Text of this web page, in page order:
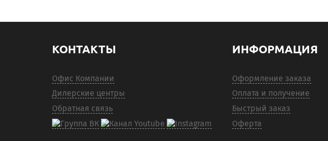
КОНТАКТЫ
Офис Компании
Дилерские центры
Обратная связь
ИНФОРМАЦИЯ
Оформление заказа
Оплата и получение
Быстрый заказ
Оферта